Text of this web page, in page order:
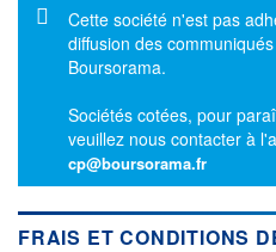
Message d'information
Cette société n'est pas
diffusion des
Boursorama.
Sociétés cotées, pour
veuillez nous contacter à
cp@boursorama.fr
FRAIS ET CONDITIONS